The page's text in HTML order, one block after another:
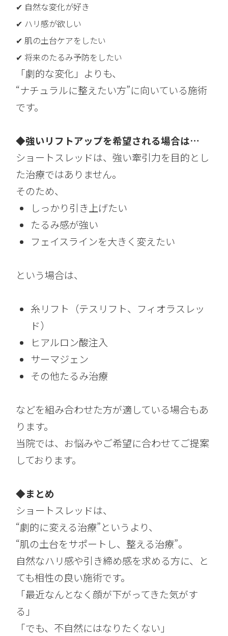
✔ 自然な変化が好き
✔ ハリ感が欲しい
✔ 肌の土台ケアをしたい
✔ 将来のたるみ予防をしたい
「劇的な変化」よりも、
“ナチュラルに整えたい方”に向いている施術
です。
◆強いリフトアップを希望される場合は…
ショートスレッドは、強い牽引力を目的とし
た治療ではありません。
そのため、
しっかり引き上げたい
たるみ感が強い
フェイスラインを大きく変えたい
という場合は、
糸リフト（テスリフト、フィオラスレッ
ド）
ヒアルロン酸注入
サーマジェン
その他たるみ治療
などを組み合わせた方が適している場合もあ
ります。
当院では、お悩みやご希望に合わせてご提案
しております。
◆まとめ
ショートスレッドは、
“劇的に変える治療”というより、
“肌の土台をサポートし、整える治療”。
自然なハリ感や引き締め感を求める方に、と
ても相性の良い施術です。
「最近なんとなく顔が下がってきた気がす
る」
「でも、不自然にはなりたくない」